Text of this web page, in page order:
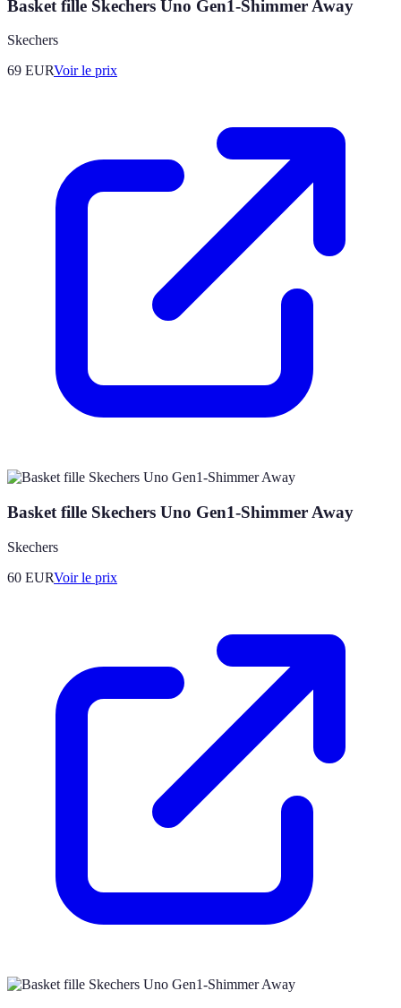
Basket fille Skechers Uno Gen1-Shimmer Away
Skechers
69 EURVoir le prix
Basket fille Skechers Uno Gen1-Shimmer Away
Skechers
60 EURVoir le prix